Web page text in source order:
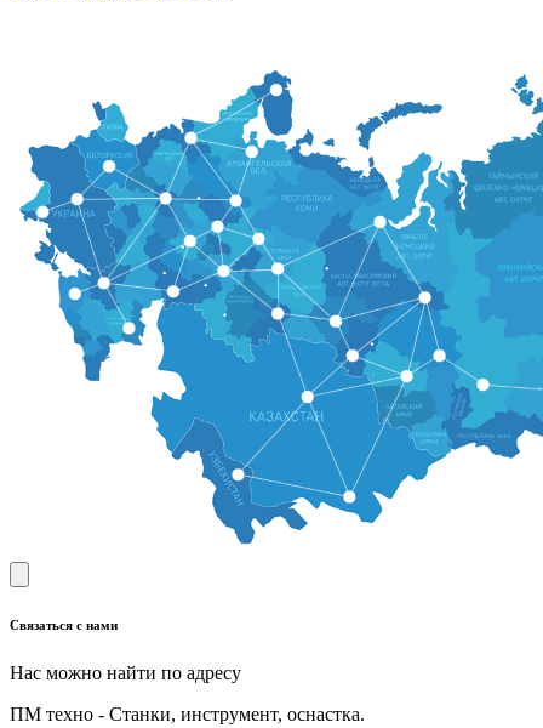
Связаться с нами
Нас можно найти по адресу
ПМ техно - Станки, инструмент, оснастка.